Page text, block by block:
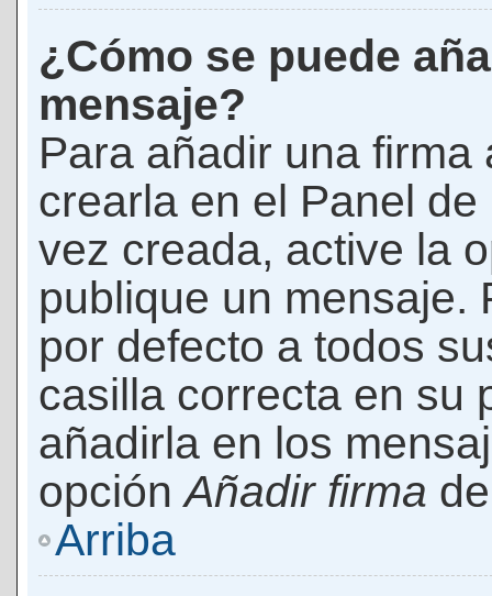
¿Cómo se puede
mensaje?
Para añadir una
crearla en el Panel
vez creada, active la
publique un mensaje.
por defecto a todos
casilla correcta en su
añadirla en los
opciónAñadir firma
Arriba